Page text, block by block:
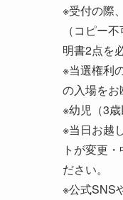
※受付の際
（コピー
明書2点を
※当選権利
の入場をお
※幼児（3歳
※当日お越
トが変更
ださい。
※公式SNS